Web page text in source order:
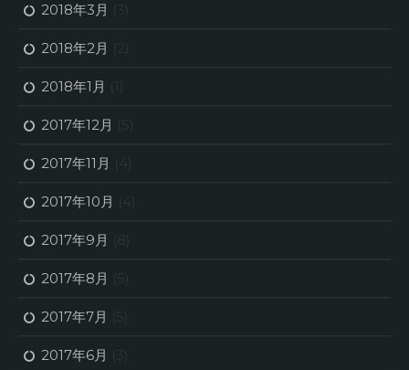
2018年3月 (3)
2018年2月 (2)
2018年1月 (1)
2017年12月 (5)
2017年11月 (4)
2017年10月 (4)
2017年9月 (8)
2017年8月 (5)
2017年7月 (5)
2017年6月 (3)